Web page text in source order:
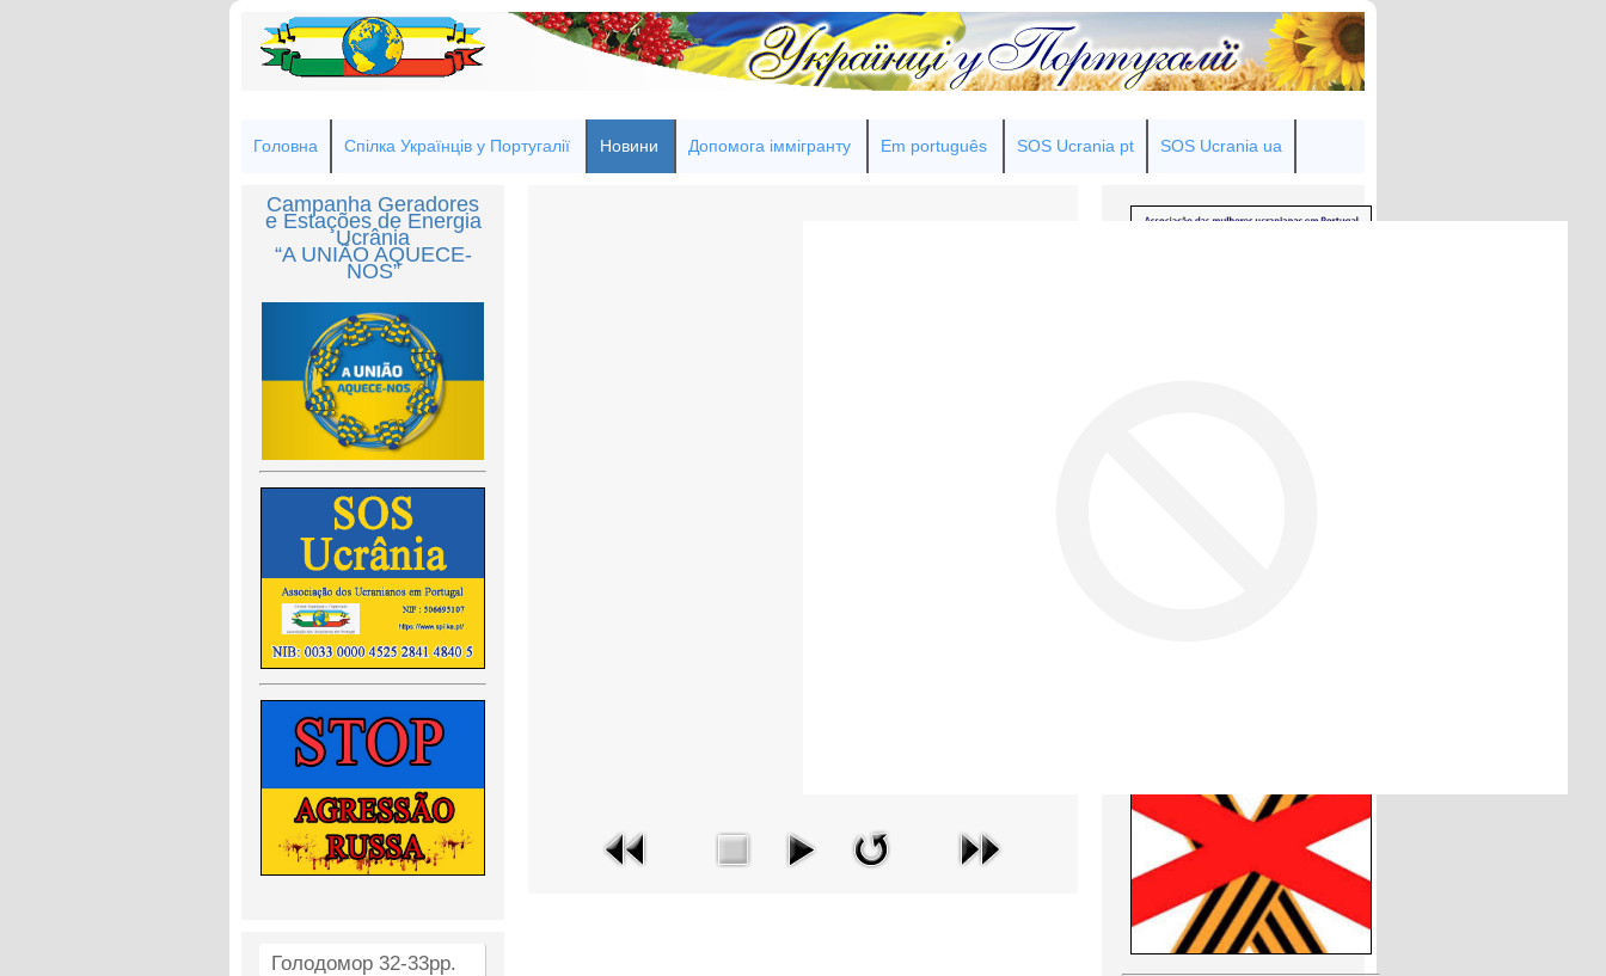
Головна Спілка Українців у Португалії Новини Допомога іммігранту Em português SOS Ucrania pt SOS Ucrania ua
Campanha Geradores
e Estações de Energia
Ucrânia
“A UNIÃO AQUECE-
NOS”
Голодомор 32-33рр.